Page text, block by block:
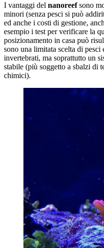
I vantaggi del nanoreefsono
minori (senza pesci si può
ed anche i costi di gestione,
esempio i test per verificare la
posizionamento in casa può
sono una limitata scelta di
invertebrati, ma soprattutto un
stabile (più soggetto a sbalzi di
chimici).